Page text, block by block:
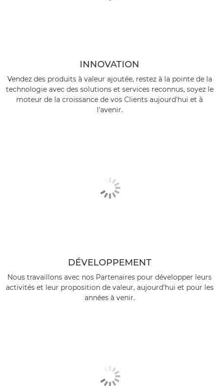
INNOVATION
Vendez des produits à valeur ajoutée, restez à la pointe de la
technologie avec des solutions et services reconnus, soyez le
moteur de la croissance de vos Clients aujourd'hui et à
l'avenir.
DÉVELOPPEMENT
Nous travaillons avec nos Partenaires pour développer leurs
activités et leur proposition de valeur, aujourd'hui et pour les
années à venir.